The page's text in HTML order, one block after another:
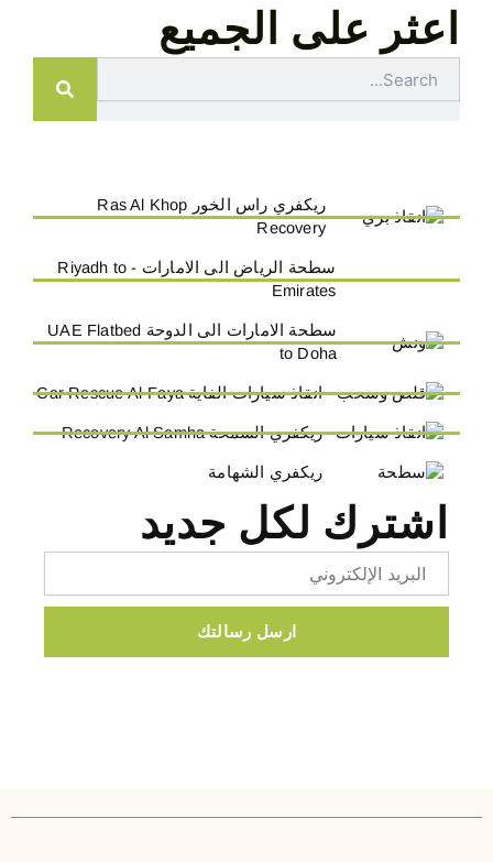
اعثر على الجميع
ريكفري راس الخور Ras Al Khop
Recovery
سطحة الرياض الى الامارات - Riyadh to
Emirates
سطحة الامارات الى الدوحة UAE Flatbed
to Doha
انقاذ سيارات الفاية Car Rescue Al-Faya
ريكفري السمحة Recovery Al Samha
ريكفري الشهامة
اشترك لكل جديد
ارسل رسالتك